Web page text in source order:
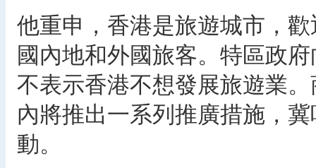
他重申，香港是旅遊城市，
國內地和外國旅客。特區政
不表示香港不想發展旅遊業
內將推出一系列推廣措施，
動。